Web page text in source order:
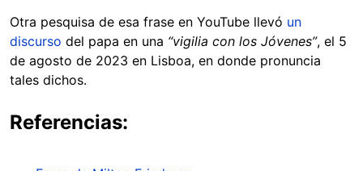
Otra pesquisa de esa frase en YouTube llevó un
discurso del papa en una “vigilia con los Jóvenes”, el 5
de agosto de 2023 en Lisboa, en donde pronuncia
tales dichos.
Referencias: